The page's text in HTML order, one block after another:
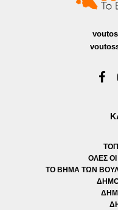
ΟΛΕΣ ΟΙ
ΤΟ ΒΗΜΑ ΤΩΝ